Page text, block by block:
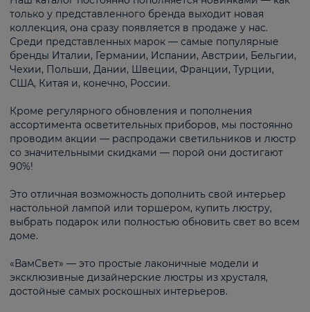
только у представленного бренда выходит новая
коллекция, она сразу появляется в продаже у нас.
Среди представленных марок — самые популярные
бренды Италии, Германии, Испании, Австрии, Бельгии,
Чехии, Польши, Дании, Швеции, Франции, Турции,
США, Китая и, конечно, России.
Кроме регулярного обновления и пополнения
ассортимента осветительных приборов, мы постоянно
проводим акции — распродажи светильников и люстр
со значительными скидками — порой они достигают
90%!
Это отличная возможность дополнить свой интерьер
настольной лампой или торшером, купить люстру,
выбрать подарок или полностью обновить свет во всем
доме.
«ВамСвет» — это простые лаконичные модели и
эксклюзивные дизайнерские люстры из хрусталя,
достойные самых роскошных интерьеров.